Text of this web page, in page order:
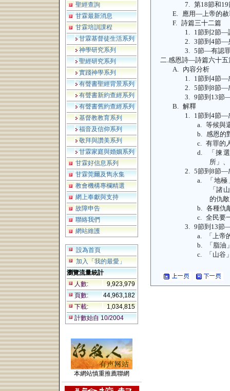
聖經查詢
甘霖最新消息
甘霖培訓課程
甘霖基督徒生活系列
神學研究系列
聖經研究系列
實踐神學系列
有聲書聖經背景系列
有聲書新約查經系列
有聲書舊約查經系列
基督教教育系列
福音及信仰系列
敬拜與讚美系列
甘霖家庭與婚姻系列
甘霖好信息系列
甘霖莞爾及雋永集
教會機構專欄精選
網上奉獻與支持
故障申告
聯絡我們
網站維護
設為首頁
加入「我的最愛」
瀏覽流量統計
人數:
9,923,979
頁數:
44,963,182
下載:
1,034,815
計數始自 10/2004
本網站慎重推薦聯網
7. 第18節和19
E. 應用—上帝的赦
F. 詩篇三十二篇
1. 1節到 2節—
2. 3節到 4節—
3. 5節—有認
二.感恩詩—詩篇六十五
A. 內容分析
1. 1節到 4節—
2. 5節到 8節—
3. 9節到 13節
B. 解釋
1. 1節到 4節—
a. 等候與
b. 感恩的
c. 有罪的
d.
「揀
所」
2. 5節到 8節—
a.
「地
「諸
的仇敵
b. 各種仇
c. 全民要
3. 9節到 13節
a.
「上
b.
「脂
c.
「山